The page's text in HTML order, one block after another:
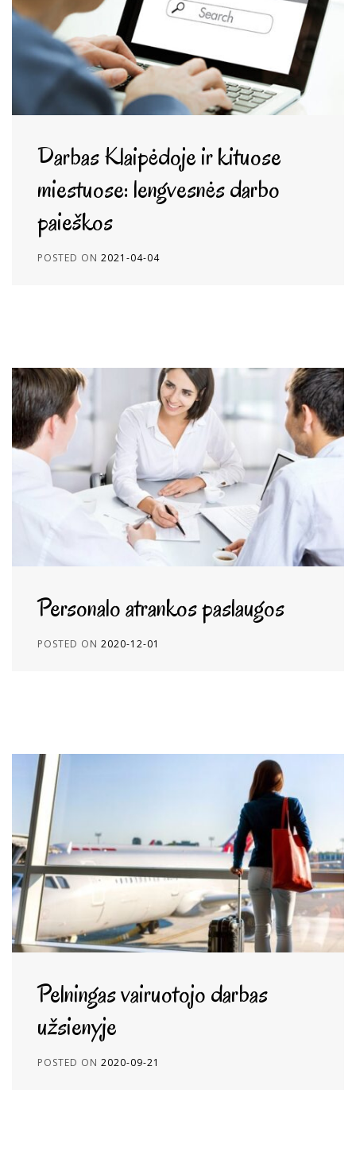
Darbas Klaipėdoje ir kituose
miestuose: lengvesnės darbo
paieškos
POSTED ON 2021-04-04
Personalo atrankos paslaugos
POSTED ON 2020-12-01
Pelningas vairuotojo darbas
užsienyje
POSTED ON 2020-09-21